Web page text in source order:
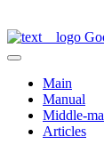
Main
Manual
Middle-
Articles